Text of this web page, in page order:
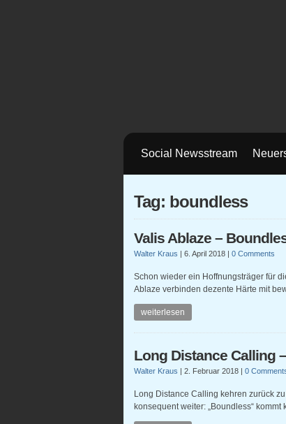
Social Newsstream
Tag: boundless
Valis Ablaze –
Walter Kraus | 6. April 2018 | 0 Comments
Schon wieder ein Hoffnungsträger für
Ablaze verbinden dezente Härte mit
weiterlesen
Long Distance Calling
Walter Kraus | 2. Februar 2018 | 0
Long Distance Calling kehren zurück
konsequent weiter: „Boundless“